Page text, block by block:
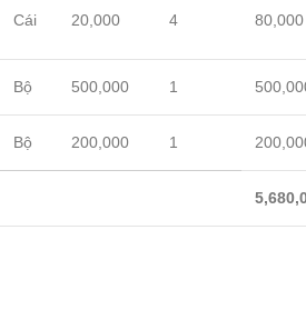
Cái 20,000 4 80,000
Bộ 500,000 1
Bộ 200,000 1